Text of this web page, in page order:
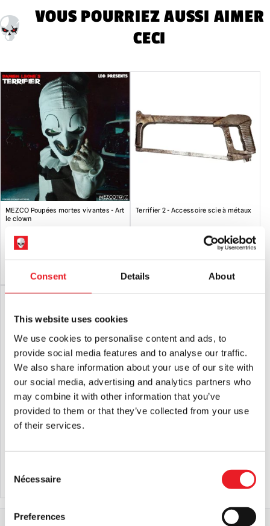
Consent Details About
This website uses cookies
We use cookies to personalise content and ads, to
provide social media features and to analyse our traffic.
We also share information about your use of our site with
our social media, advertising and analytics partners who
may combine it with other information that you’ve
provided to them or that they’ve collected from your use
of their services.
Selection
Nécessaire
Preferences
VOUS POURRIEZ AUSSI AIMER
CECI
MEZCO Poupées mortes vivantes - Art
le clown
54.95
Terrifier 2 - Accessoire scie à métaux
Vendredi 13 – La Coupe de fête foraine
£24.95
AJOUTER AU PANIER
£64.95
VOIR LE PRODUIT
Accueil Tous les objets de collection
Boissons